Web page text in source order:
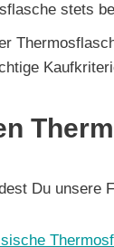
stets
Du unsere